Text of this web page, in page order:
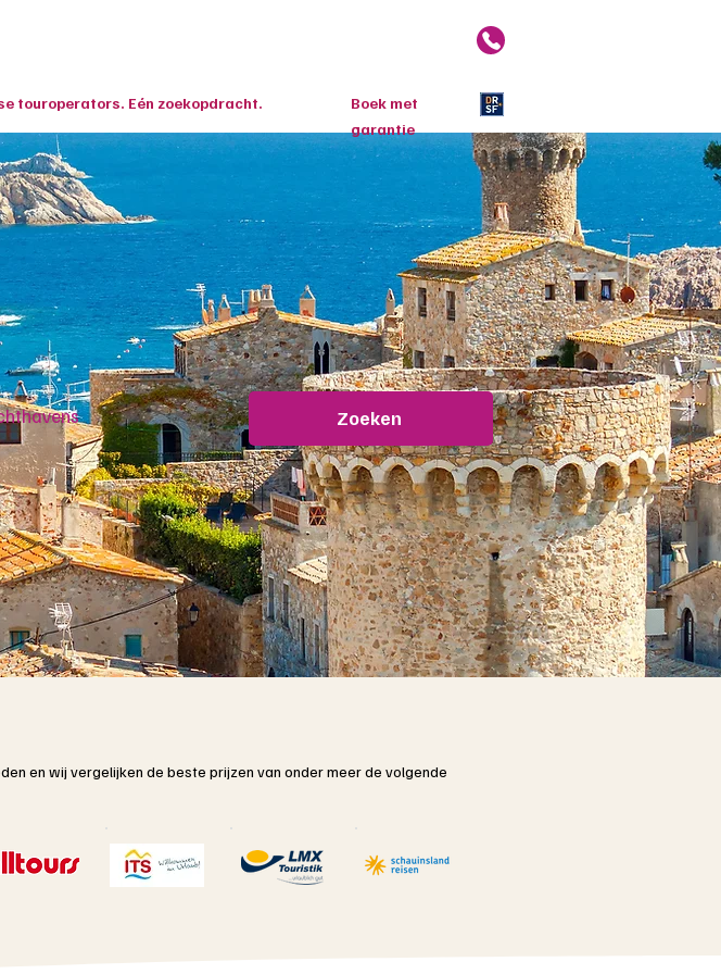
Zoeken
en wij vergelijken de beste prijzen van onder meer de volgende
Boek met
garantie
touroperators. Eén zoekopdracht.